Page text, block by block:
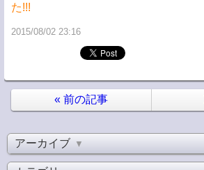
た!!!
2015/08/02 23:16
« 前の記事
アーカイブ ▼